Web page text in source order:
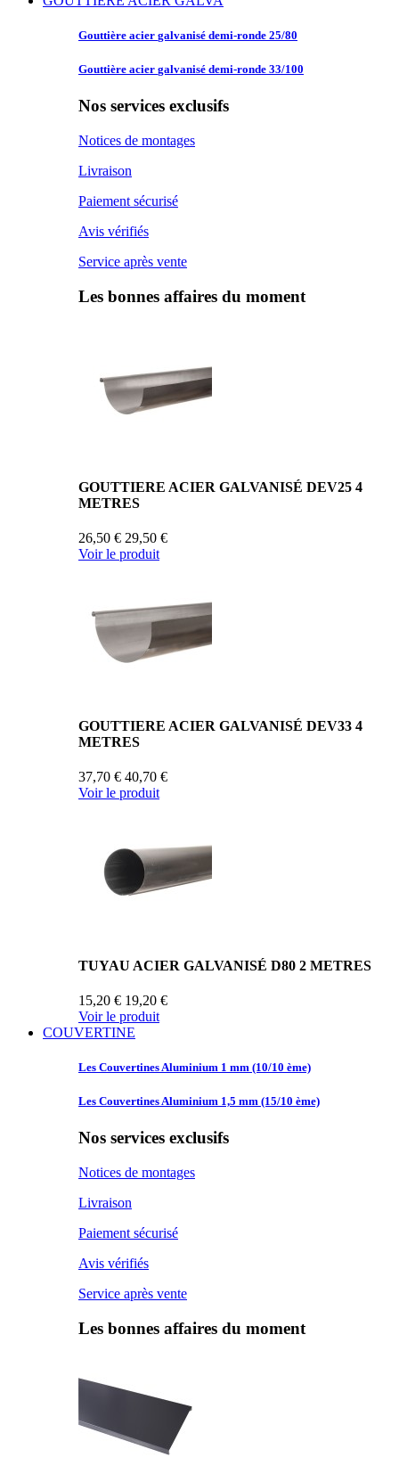
Gouttière acier galvanisé demi-ronde 25/80
Gouttière acier galvanisé demi-ronde 33/100
Nos services exclusifs
Notices de montages
Livraison
Paiement sécurisé
Avis vérifiés
Service après vente
Les bonnes affaires du moment
GOUTTIERE ACIER GALVANISÉ DEV25 4
METRES
26,50 € 29,50 €
Voir le produit
GOUTTIERE ACIER GALVANISÉ DEV33 4
METRES
37,70 € 40,70 €
Voir le produit
TUYAU ACIER GALVANISÉ D80 2 METRES
15,20 € 19,20 €
Voir le produit
COUVERTINE
Les CouvertinesAluminium 1 mm (10/10 ème)
Les CouvertinesAluminium 1,5 mm (15/10 ème)
Nos services exclusifs
Notices de montages
Livraison
Paiement sécurisé
Avis vérifiés
Service après vente
Les bonnes affaires du moment